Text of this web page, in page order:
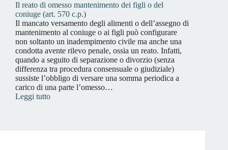
Il reato di omesso mantenimento dei figli o del
coniuge (art. 570 c.p.)
Il mancato versamento degli alimenti o dell’assegno di
mantenimento al coniuge o ai figli può configurare
non soltanto un inadempimento civile ma anche una
condotta avente rilevo penale, ossia un reato. Infatti,
quando a seguito di separazione o divorzio (senza
differenza tra procedura consensuale o giudiziale)
sussiste l’obbligo di versare una somma periodica a
carico di una parte l’omesso…
Leggi tutto